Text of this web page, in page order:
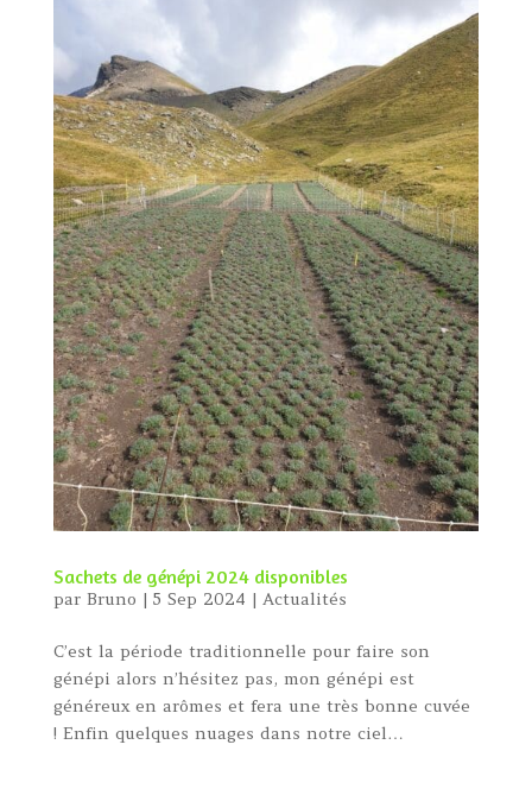
Sachets de génépi 2024 disponibles
par Bruno | 5 Sep 2024 | Actualités
C’est la période traditionnelle pour faire son
génépi alors n’hésitez pas, mon génépi est
généreux en arômes et fera une très bonne cuvée
! Enfin quelques nuages dans notre ciel…